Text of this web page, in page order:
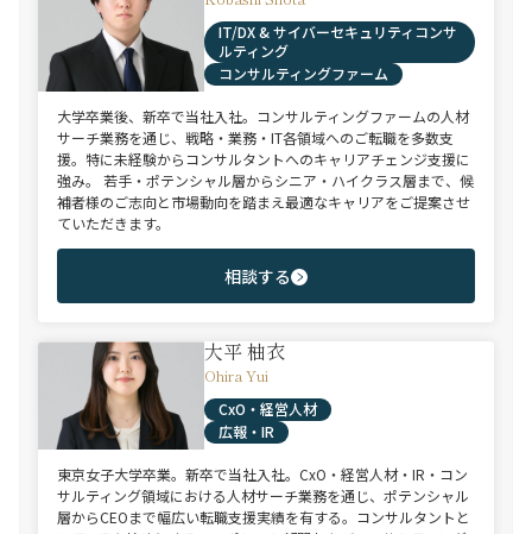
IT/DX & サイバーセキュリティコンサ
ルティング
コンサルティングファーム
大学卒業後、新卒で当社入社。コンサルティングファームの人材
サーチ業務を通じ、戦略・業務・IT各領域へのご転職を多数支
援。特に未経験からコンサルタントへのキャリアチェンジ支援に
強み。 若手・ポテンシャル層からシニア・ハイクラス層まで、候
補者様のご志向と市場動向を踏まえ最適なキャリアをご提案させ
ていただきます。
相談する
大平 柚衣
Ohira Yui
CxO・経営人材
広報・IR
東京女子大学卒業。新卒で当社入社。CxO・経営人材・IR・コン
サルティング領域における人材サーチ業務を通じ、ポテンシャル
層からCEOまで幅広い転職支援実績を有する。コンサルタントと